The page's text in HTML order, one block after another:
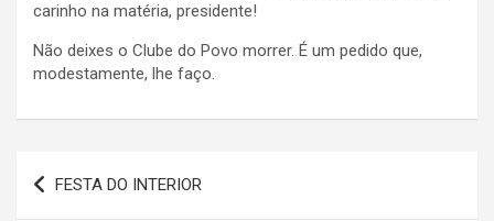
carinho na matéria, presidente!
Não deixes o Clube do Povo morrer. É um pedido que,
modestamente, lhe faço.
Navegação
de
FESTA DO INTERIOR